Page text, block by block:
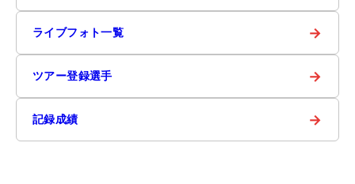
ライブフォト一覧 →
ツアー登録選手 →
記録成績 →